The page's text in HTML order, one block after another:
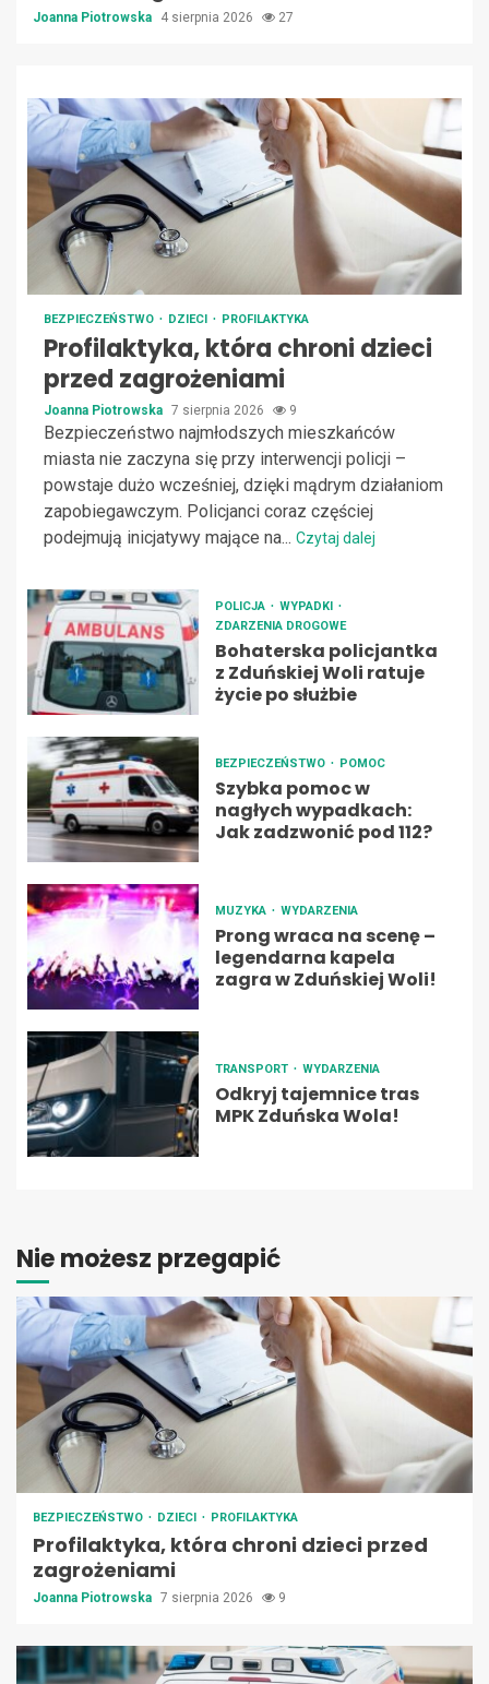
Joanna Piotrowska 4 sierpnia 2026 27
BEZPIECZEŃSTWO DZIECI PROFILAKTYKA
Profilaktyka, która chroni dzieci
przed zagrożeniami
Joanna Piotrowska 7 sierpnia 2026 9
Bezpieczeństwo najmłodszych mieszkańców
miasta nie zaczyna się przy interwencji policji –
powstaje dużo wcześniej, dzięki mądrym działaniom
zapobiegawczym. Policjanci coraz częściej
podejmują inicjatywy mające na... Czytaj dalej
POLICJA
WYPADKI
ZDARZENIA DROGOWE
Bohaterska policjantka
z Zduńskiej Woli ratuje
życie po służbie
BEZPIECZEŃSTWO POMOC
Szybka pomoc w
nagłych wypadkach:
Jak zadzwonić pod 112?
MUZYKA WYDARZENIA
Prong wraca na scenę –
legendarna kapela
zagra w Zduńskiej Woli!
TRANSPORT WYDARZENIA
Odkryj tajemnice tras
MPK Zduńska Wola!
Nie możesz przegapić
BEZPIECZEŃSTWO DZIECI PROFILAKTYKA
Profilaktyka, która chroni dzieci przed
zagrożeniami
Joanna Piotrowska 7 sierpnia 2026 9